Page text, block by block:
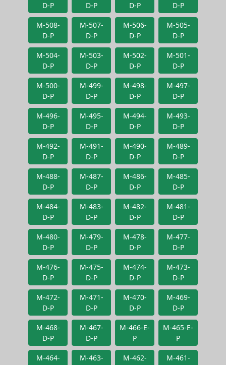
D-P
D-P
D-P
D-P
M-508-
D-P
M-507-
D-P
M-506-
D-P
M-505-
D-P
M-504-
D-P
M-503-
D-P
M-502-
D-P
M-501-
D-P
M-500-
D-P
M-499-
D-P
M-498-
D-P
M-497-
D-P
M-496-
D-P
M-495-
D-P
M-494-
D-P
M-493-
D-P
M-492-
D-P
M-491-
D-P
M-490-
D-P
M-489-
D-P
M-488-
D-P
M-487-
D-P
M-486-
D-P
M-485-
D-P
M-484-
D-P
M-483-
D-P
M-482-
D-P
M-481-
D-P
M-480-
D-P
M-479-
D-P
M-478-
D-P
M-477-
D-P
M-476-
D-P
M-475-
D-P
M-474-
D-P
M-473-
D-P
M-472-
D-P
M-471-
D-P
M-470-
D-P
M-469-
D-P
M-468-
D-P
M-467-
D-P
M-466-E-
P
M-465-E-
P
M-464-
M-463-
M-462-
M-461-